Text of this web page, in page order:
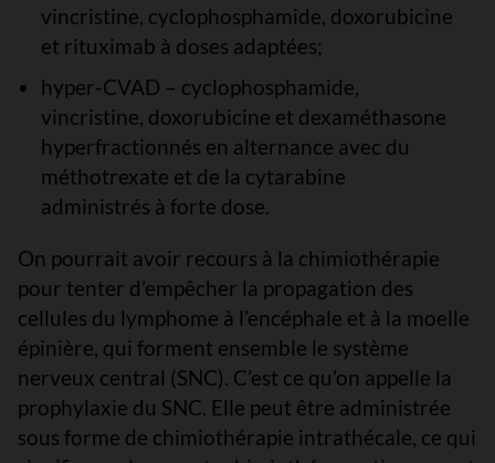
vincristine, cyclophosphamide, doxorubicine
et rituximab à doses adaptées;
hyper-CVAD – cyclophosphamide,
vincristine, doxorubicine et dexaméthasone
hyperfractionnés en alternance avec du
méthotrexate et de la cytarabine
administrés à forte dose.
On pourrait avoir recours à la chimiothérapie
pour tenter d’empêcher la propagation des
cellules du lymphome à l’encéphale et à la moelle
épinière, qui forment ensemble le système
nerveux central (SNC). C’est ce qu’on appelle la
prophylaxie du SNC. Elle peut être administrée
sous forme de chimiothérapie intrathécale, ce qui